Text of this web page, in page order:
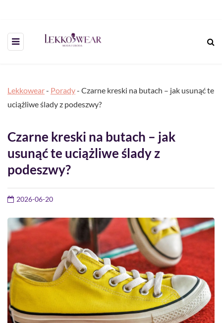
Lekkowear- Porady- Czarne kreski na butach – jak usunąć te
uciążliwe ślady z podeszwy?
Czarne kreski na butach – jak
usunąć te uciążliwe ślady z
podeszwy?
2026-06-20